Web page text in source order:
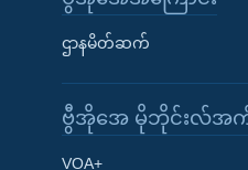
Learning English
ဌာနမိတ်ဆက်
ဗွီအိုအေ မိုဘိုင်းလ်အက်
VOA+